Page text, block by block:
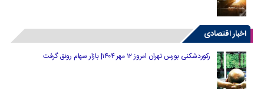
اخبار اقتصادی
رکوردشکنی بورس تهران امروز ۱۲ مهر ۱۴۰۴| بازار سهام رونق گرفت